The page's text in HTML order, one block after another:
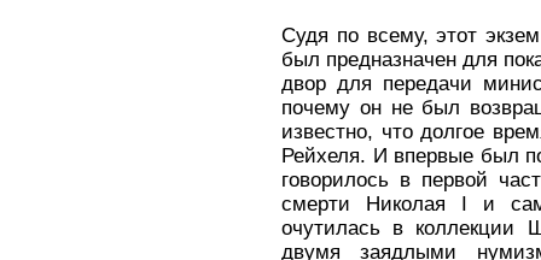
Судя по всему, этот
был предназначен для
двор для передачи
почему он не был
известно, что долгое
Рейхеля. И впервые был
говорилось в первой
смерти Николая I и
очутилась в коллекции
двумя заядлыми